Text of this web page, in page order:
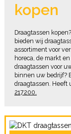
kopen
Draagtassen
bieden wij
assortiment voor
horeca, de markt
draagtassen voor
binnen uw bedrijf?
draagtassen. Heeft
217200.